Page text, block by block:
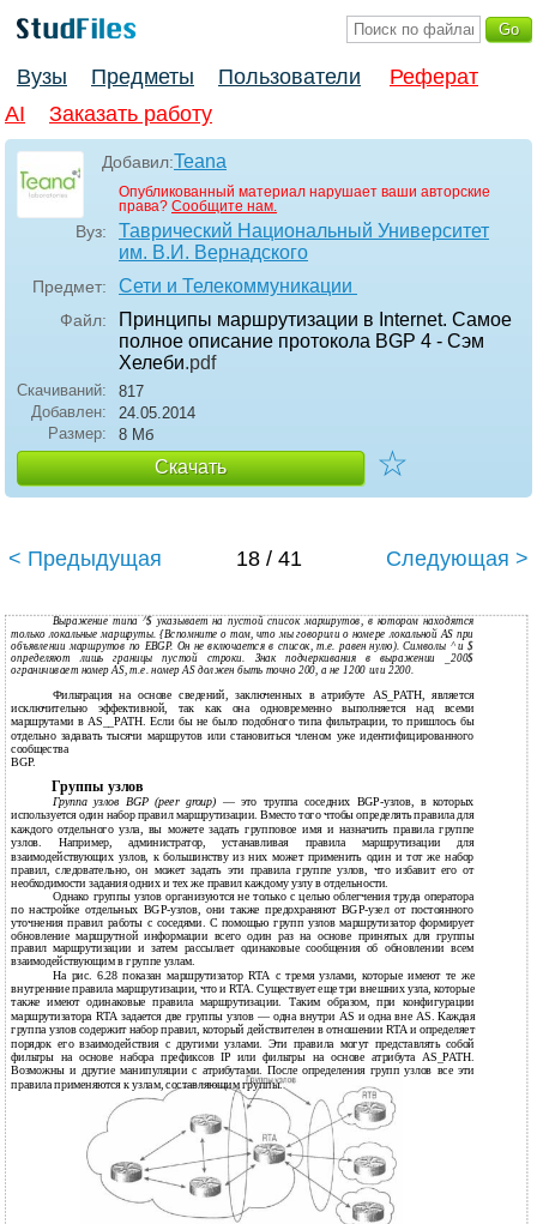
Вузы Предметы Пользователи
Реферат
AI
Заказать работу
Добавил:Teana
Опубликованный материал нарушает ваши авторские
права? Сообщите нам.
Вуз:
Таврический Национальный Университет
им. В.И. Вернадского
Предмет: Сети и Телекоммуникации
Файл:
Принципы маршрутизации в Internet. Самое
полное описание протокола BGP 4 - Сэм
Хелеби.pdf
Скачиваний:
817
Добавлен:
24.05.2014
Размер:
8 Мб
Скачать ☆
< Предыдущая 18 / 41 Следующая >
Выражение типа ^$ указывает на пустой список маршрутов, в котором находятся
только локальные маршруты. {Вспомните о том, что мы говорили о номере локальной AS при
объявлении маршрутов по EBGP. Он не включается в список, т.е. равен нулю). Символы ^ и $
определяют лишь границы пустой строки. Знак подчеркивания в выражении _200$
ограничивает номер AS, т.е. номер AS должен быть точно 200, а не 1200 или 2200.
Фильтрация на основе сведений, заключенных в атрибуте AS_PATH, является
исключительно эффективной, так как она одновременно выполняется над всеми
маршрутами в AS__PATH. Если бы не было подобного типа фильтрации, то пришлось бы
отдельно задавать тысячи маршрутов или становиться членом уже идентифицированного
сообщества
BGP.
Группы узлов
Группа узлов BGP (peer group) — это труппа соседних BGP-узлов, в которых
используется один набор правил маршрутизации. Вместо того чтобы определять правила для
каждого отдельного узла, вы можете задать групповое имя и назначить правила группе
узлов. Например, администратор, устанавливая правила маршрутизации для
взаимодействующих узлов, к большинству из них может применить один и тот же набор
правил, следовательно, он может задать эти правила группе узлов, что избавит его от
необходимости задания одних и тех же правил каждому узлу в отдельности.
Однако группы узлов организуются не только с целью облегчения труда оператора
по настройке отдельных BGP-узлов, они также предохраняют BGP-узел от постоянного
уточнения правил работы с соседями. С помощью групп узлов маршрутизатор формирует
обновление маршрутной информации всего один раз на основе принятых для группы
правил маршрутизации и затем рассылает одинаковые сообщения об обновлении всем
взаимодействующим в группе узлам.
На рис. 6.28 показан маршрутизатор RTA с тремя узлами, которые имеют те же
внутренние правила маршрутизации, что и RTA. Существует еще три внешних узла, которые
также имеют одинаковые правила маршрутизации. Таким образом, при конфигурации
маршрутизатора RTA задается две группы узлов — одна внутри AS и одна вне AS. Каждая
группа узлов содержит набор правил, который действителен в отношении RTA и определяет
порядок его взаимодействия с другими узлами. Эти правила могут представлять собой
фильтры на основе набора префиксов IP или фильтры на основе атрибута AS_PATH.
Возможны и другие манипуляции с атрибутами. После определения групп узлов все эти
правила применяются к узлам, составляющим группы.